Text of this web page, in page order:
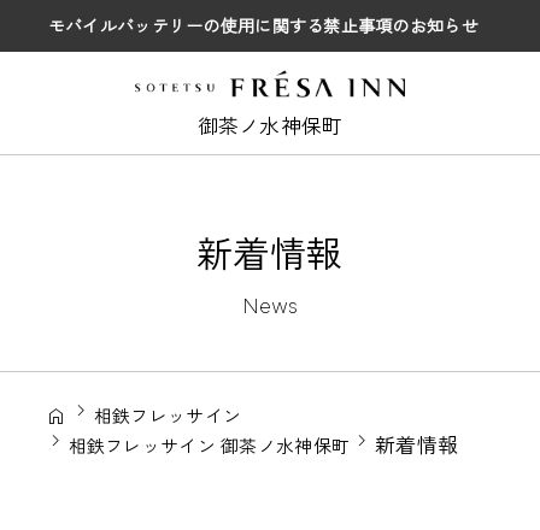
モバイルバッテリーの使用に関する禁止事項のお知らせ
御茶ノ水神保町
新着情報
News
相鉄フレッサイン
相鉄フレッサイン 御茶ノ水神保町
新着情報